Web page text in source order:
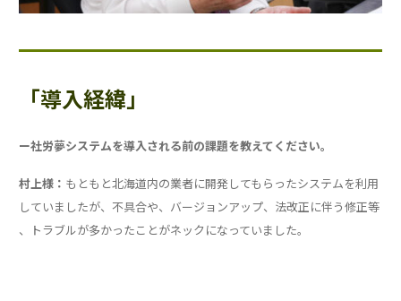
「導入経緯」
ー社労夢システムを導入される前の課題を教えてください。
村上様： もともと北海道内の業者に開発してもらったシステムを利用
していましたが、不具合や、バージョンアップ、法改正に伴う修正等
、トラブルが多かったことがネックになっていました。